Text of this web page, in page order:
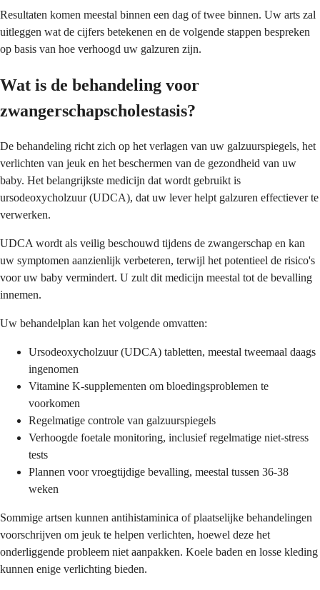
Resultaten komen meestal binnen een dag of twee binnen. Uw arts zal
uitleggen wat de cijfers betekenen en de volgende stappen bespreken
op basis van hoe verhoogd uw galzuren zijn.
Wat is de behandeling voor
zwangerschapscholestasis?
De behandeling richt zich op het verlagen van uw galzuurspiegels, het
verlichten van jeuk en het beschermen van de gezondheid van uw
baby. Het belangrijkste medicijn dat wordt gebruikt is
ursodeoxycholzuur (UDCA), dat uw lever helpt galzuren effectiever te
verwerken.
UDCA wordt als veilig beschouwd tijdens de zwangerschap en kan
uw symptomen aanzienlijk verbeteren, terwijl het potentieel de risico's
voor uw baby vermindert. U zult dit medicijn meestal tot de bevalling
innemen.
Uw behandelplan kan het volgende omvatten:
Ursodeoxycholzuur (UDCA) tabletten, meestal tweemaal daags
ingenomen
Vitamine K-supplementen om bloedingsproblemen te
voorkomen
Regelmatige controle van galzuurspiegels
Verhoogde foetale monitoring, inclusief regelmatige niet-stress
tests
Plannen voor vroegtijdige bevalling, meestal tussen 36-38
weken
Sommige artsen kunnen antihistaminica of plaatselijke behandelingen
voorschrijven om jeuk te helpen verlichten, hoewel deze het
onderliggende probleem niet aanpakken. Koele baden en losse kleding
kunnen enige verlichting bieden.